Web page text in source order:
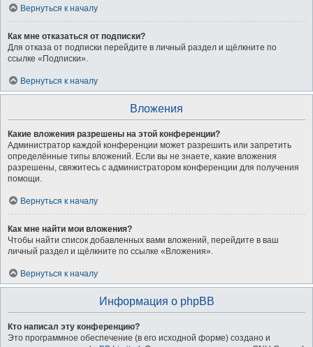
Вернуться к началу
Как мне отказаться от подписки?
Для отказа от подписки перейдите в личный раздел и щёлкните по
ссылке «Подписки».
Вернуться к началу
Вложения
Какие вложения разрешены на этой конференции?
Администратор каждой конференции может разрешить или запретить
определённые типы вложений. Если вы не знаете, какие вложения
разрешены, свяжитесь с администратором конференции для получения
помощи.
Вернуться к началу
Как мне найти мои вложения?
Чтобы найти список добавленных вами вложений, перейдите в ваш
личный раздел и щёлкните по ссылке «Вложения».
Вернуться к началу
Информация о phpBB
Кто написал эту конференцию?
Это программное обеспечение (в его исходной форме) создано и